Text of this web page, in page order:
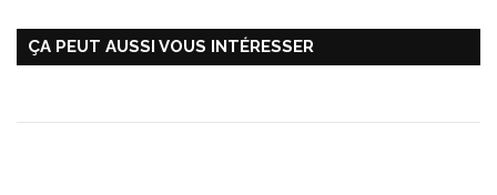
ÇA PEUT AUSSI VOUS INTÉRESSER